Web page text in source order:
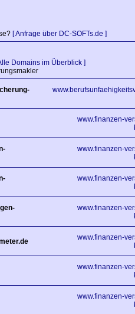
[ Anfrage über DC-SOFTs.de ]
Domains im Überblick ]
www.finanzen-
www.finanzen-
www.finanzen-
www.finanzen-
www.finanzen-
www.finanzen-
www.finanzen-